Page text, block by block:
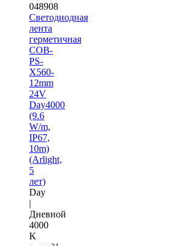
048908
Светодиодная
лента
герметичная
COB-
PS-
X560-
12mm
24V
Day4000
(9.6
W/m,
IP67,
10m)
(Arlight,
5
лет)
Day
|
Дневной
4000
K